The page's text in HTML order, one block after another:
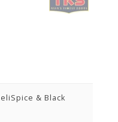
& Black